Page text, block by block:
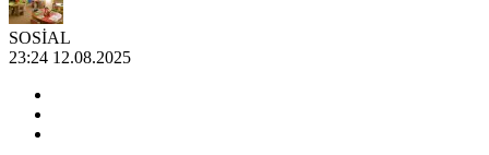
SOSİAL
23:24 12.08.2025